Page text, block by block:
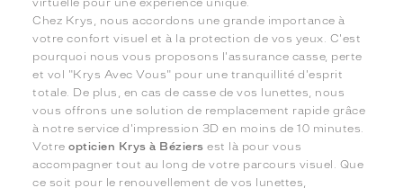
virtuelle pour une expérience unique.
Chez Krys, nous accordons une grande importance à
votre confort visuel et à la protection de vos yeux. C'est
pourquoi nous vous proposons l'assurance casse, perte
et vol "Krys Avec Vous" pour une tranquillité d'esprit
totale. De plus, en cas de casse de vos lunettes, nous
vous offrons une solution de remplacement rapide grâce
à notre service d'impression 3D en moins de 10 minutes.
Votreopticien Krys à Béziers est là pour vous
accompagner tout au long de votre parcours visuel. Que
ce soit pour le renouvellement de vos lunettes,